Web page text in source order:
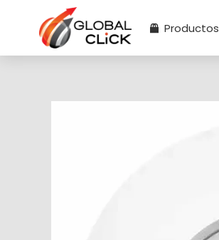
contenido
Productos